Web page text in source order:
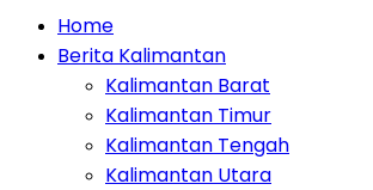
Home
Berita Kalimantan
Kalimantan Barat
Kalimantan Timur
Kalimantan Tengah
Kalimantan Utara